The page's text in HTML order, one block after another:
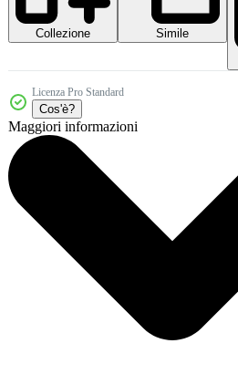
Collezione
Simile
Licenza Pro Standard
Cos'è?
Maggiori informazioni